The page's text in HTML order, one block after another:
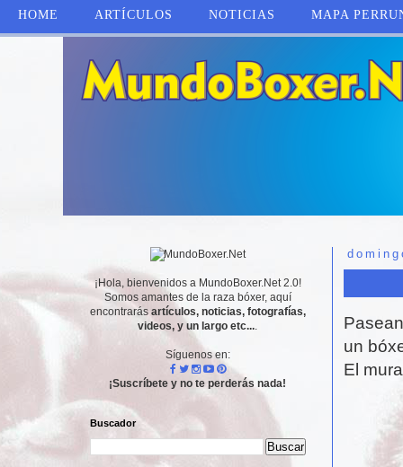
HOME ARTÍCULOS NOTICIAS MAPA
un
El
¡Hola, bienvenidos a MundoBoxer.Net 2.0!
Somos amantes de la raza bóxer, aquí
encontrarás artículos, noticias, fotografías,
videos, y un largo etc....
Síguenos en:
¡Suscríbete y no te perderás nada!
Buscador